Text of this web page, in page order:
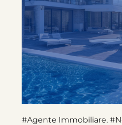
#Agente Immobiliare,